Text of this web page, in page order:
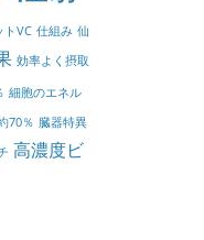
トVC 仕組み 仙
効率よく摂取
細胞のエネル
70％ 臓器特異
高濃度ビ